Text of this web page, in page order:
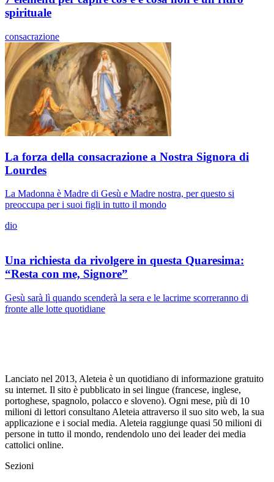
spirituale
consacrazione
La forza della consacrazione a Nostra Signora di
Lourdes
La Madonna è Madre di Gesù e Madre nostra, per questo si
preoccupa per i suoi figli in tutto il mondo
dio
Una richiesta da rivolgere in questa Quaresima:
“Resta con me, Signore”
Gesù sarà lì quando scenderà la sera e le lacrime scorreranno di
fronte alle lotte quotidiane
Lanciato nel 2013, Aleteia è un quotidiano di informazione gratuito
su internet. Il sito è pubblicato in sei lingue (francese, inglese,
portoghese, spagnolo, polacco e sloveno). Ogni mese, più di 10
milioni di lettori consultano Aleteia attraverso il suo sito web, la sua
applicazione e i social media. Aleteia raggiunge quasi 50 milioni di
persone in tutto il mondo, rendendolo uno dei leader dei media
cattolici online.
Sezioni